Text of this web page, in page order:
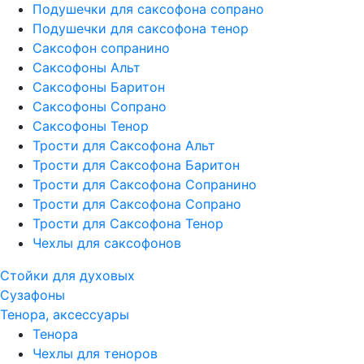
Подушечки для саксофона сопрано
Подушечки для саксофона тенор
Саксофон сопранино
Саксофоны Альт
Саксофоны Баритон
Саксофоны Сопрано
Саксофоны Тенор
Трости для Саксофона Альт
Трости для Саксофона Баритон
Трости для Саксофона Сопранино
Трости для Саксофона Сопрано
Трости для Саксофона Тенор
Чехлы для саксофонов
Стойки для духовых
Сузафоны
Тенора, аксессуары
Тенора
Чехлы для теноров